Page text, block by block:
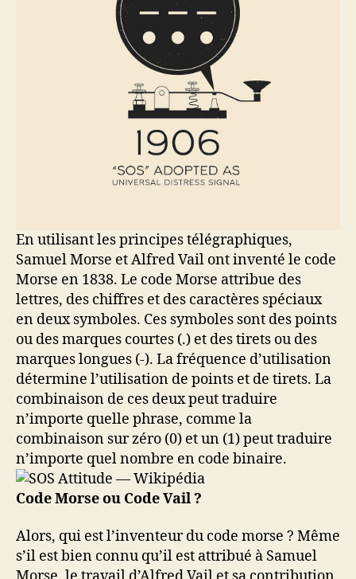
En utilisant les principes télégraphiques,
Samuel Morse et Alfred Vail ont inventé le code
Morse en 1838. Le code Morse attribue des
lettres, des chiffres et des caractères spéciaux
en deux symboles. Ces symboles sont des points
ou des marques courtes (.) et des tirets ou des
marques longues (-). La fréquence d’utilisation
détermine l’utilisation de points et de tirets. La
combinaison de ces deux peut traduire
n’importe quelle phrase, comme la
combinaison sur zéro (0) et un (1) peut traduire
n’importe quel nombre en code binaire.
Code Morse ou Code Vail ?
Alors, qui est l’inventeur du code morse ? Même
s’il est bien connu qu’il est attribué à Samuel